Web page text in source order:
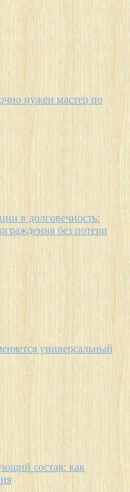
нужен мастер по
в долговечность:
без потери
универсальный
состав: как